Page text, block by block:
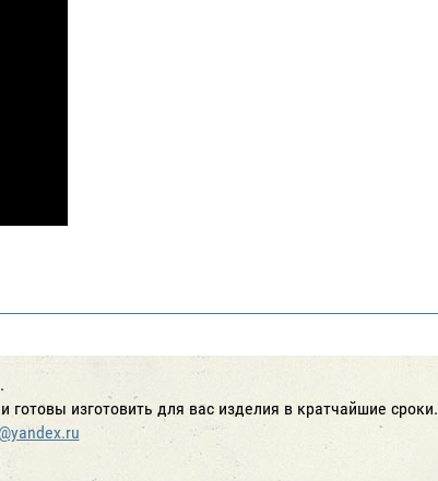
изготовить для вас изделия в кратчайшие сроки.